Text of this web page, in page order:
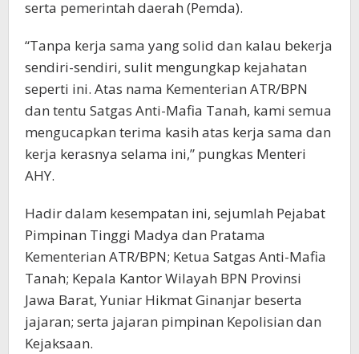
serta pemerintah daerah (Pemda).
“Tanpa kerja sama yang solid dan kalau bekerja
sendiri-sendiri, sulit mengungkap kejahatan
seperti ini. Atas nama Kementerian ATR/BPN
dan tentu Satgas Anti-Mafia Tanah, kami semua
mengucapkan terima kasih atas kerja sama dan
kerja kerasnya selama ini,” pungkas Menteri
AHY.
Hadir dalam kesempatan ini, sejumlah Pejabat
Pimpinan Tinggi Madya dan Pratama
Kementerian ATR/BPN; Ketua Satgas Anti-Mafia
Tanah; Kepala Kantor Wilayah BPN Provinsi
Jawa Barat, Yuniar Hikmat Ginanjar beserta
jajaran; serta jajaran pimpinan Kepolisian dan
Kejaksaan.